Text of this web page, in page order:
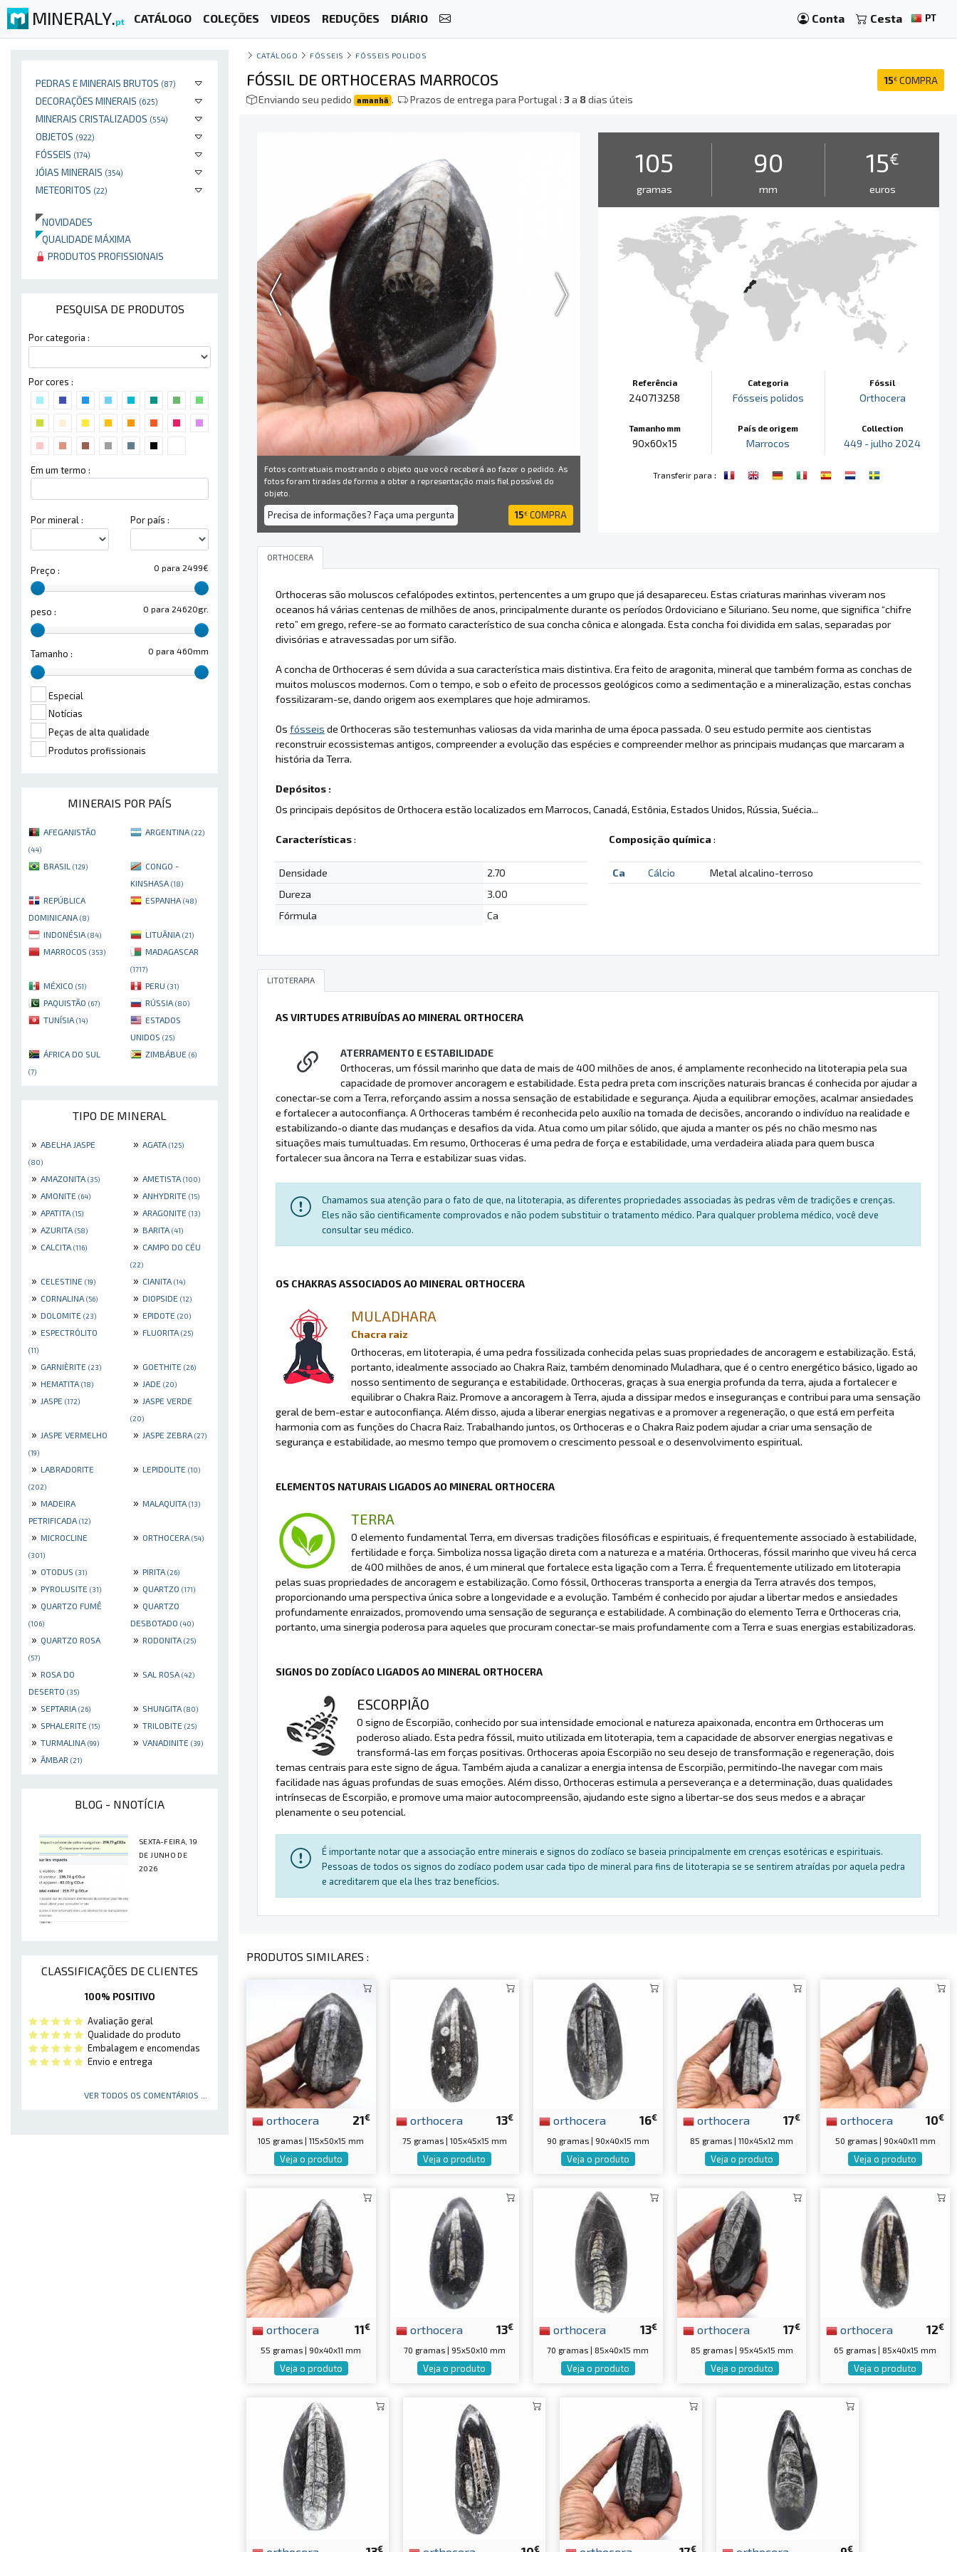
MINERALY.pt CATÁLOGO COLEÇÕES VIDEOS REDUÇÕES DIÁRIO Conta Cesta PT
PEDRAS E MINERAIS BRUTOS (87)
DECORAÇÕES MINERAIS (625)
MINERAIS CRISTALIZADOS (554)
OBJETOS (922)
FÓSSEIS (174)
JÓIAS MINERAIS (354)
METEORITOS (22)
NOVIDADES
QUALIDADE MÁXIMA
PRODUTOS PROFISSIONAIS
PESQUISA DE PRODUTOS
Por categoria :
Por cores :
Em um termo :
Por mineral : Por país :
0 para 2499€
Preço :
0 para 24620gr.
peso :
0 para 460mm
Tamanho :
Especial
Notícias
Peças de alta qualidade
Produtos profissionais
MINERAIS POR PAÍS
AFEGANISTÃO
(44)
ARGENTINA (22)
BRASIL (129)
CONGO -
KINSHASA (18)
REPÚBLICA
DOMINICANA (8)
ESPANHA (48)
INDONÉSIA (84) LITUÂNIA (21)
MARROCOS (353) MADAGASCAR
(1717)
MÉXICO (51) PERU (31)
PAQUISTÃO (67) RÚSSIA (80)
TUNÍSIA (14)
ESTADOS
UNIDOS (25)
ÁFRICA DO SUL
(7)
ZIMBÁBUE (6)
TIPO DE MINERAL
» ABELHA JASPE
(80)
» AGATA (125)
» AMAZONITA (35) » AMETISTA (100)
» AMONITE (64) » ANHYDRITE (15)
» APATITA (15) » ARAGONITE (13)
» AZURITA (58) » BARITA (41)
» CALCITA (116) » CAMPO DO CÉU
(22)
» CELESTINE (19) » CIANITA (14)
» CORNALINA (56) » DIOPSIDE (12)
» DOLOMITE (23) » EPIDOTE (20)
» ESPECTRÓLITO
(11)
» FLUORITA (25)
» GARNIÈRITE (23) » GOETHITE (26)
» HEMATITA (18) » JADE (20)
» JASPE (172) » JASPE VERDE
(20)
» JASPE VERMELHO
(19)
» JASPE ZEBRA (27)
» LABRADORITE
(202)
» LEPIDOLITE (10)
» MADEIRA
PETRIFICADA (12)
» MALAQUITA (13)
» MICROCLINE
(301)
» ORTHOCERA (54)
» OTODUS (31) » PIRITA (26)
» PYROLUSITE (31) » QUARTZO (171)
» QUARTZO FUMÊ
(106)
» QUARTZO
DESBOTADO (40)
» QUARTZO ROSA
(57)
» RODONITA (25)
» ROSA DO
DESERTO (35)
» SAL ROSA (42)
» SEPTARIA (26) » SHUNGITA (80)
» SPHALERITE (15) » TRILOBITE (25)
» TURMALINA (99) » VANADINITE (39)
» ÂMBAR (21)
BLOG - NNOTÍCIA
SEXTA-FEIRA, 19
DE JUNHO DE
2026
CLASSIFICAÇÕES DE CLIENTES
100% POSITIVO
Avaliação geral
Qualidade do produto
Embalagem e encomendas
Envio e entrega
VER TODOS OS COMENTÁRIOS ...
CATÁLOGO FÓSSEIS FÓSSEIS POLIDOS
15€ COMPRA
FÓSSIL DE ORTHOCERAS MARROCOS
Enviando seu pedido amanhã . Prazos de entrega para Portugal :3a 8dias úteis
Fotos contratuais mostrando o objeto que você receberá ao fazer o pedido. As
fotos foram tiradas de forma a obter a representação mais fiel possível do
objeto.
Precisa de informações? Faça uma pergunta 15€ COMPRA
105
gramas
90
mm
15€
euros
Referência
240713258
Tamanho mm
90x60x15
Categoria
Fósseis polidos
País de origem
Marrocos
Fóssil
Orthocera
Collection
449 - julho 2024
Transferir para :
ORTHOCERA
Orthoceras são moluscos cefalópodes extintos, pertencentes a um grupo que já desapareceu. Estas criaturas marinhas viveram nos
oceanos há várias centenas de milhões de anos, principalmente durante os períodos Ordoviciano e Siluriano. Seu nome, que significa “chifre
reto” em grego, refere-se ao formato característico de sua concha cônica e alongada. Esta concha foi dividida em salas, separadas por
divisórias e atravessadas por um sifão.
A concha de Orthoceras é sem dúvida a sua característica mais distintiva. Era feito de aragonita, mineral que também forma as conchas de
muitos moluscos modernos. Com o tempo, e sob o efeito de processos geológicos como a sedimentação e a mineralização, estas conchas
fossilizaram-se, dando origem aos exemplares que hoje admiramos.
Os fósseis de Orthoceras são testemunhas valiosas da vida marinha de uma época passada. O seu estudo permite aos cientistas
reconstruir ecossistemas antigos, compreender a evolução das espécies e compreender melhor as principais mudanças que marcaram a
história da Terra.
Depósitos :
Os principais depósitos de Orthocera estão localizados em Marrocos, Canadá, Estônia, Estados Unidos, Rússia, Suécia...
Características:
Densidade
2.70
Dureza
3.00
Fórmula
Ca
Composição química :
Ca Cálcio Metal alcalino-terroso
LITOTERAPIA
AS VIRTUDES ATRIBUÍDAS AO MINERAL ORTHOCERA
ATERRAMENTO E ESTABILIDADE
Orthoceras, um fóssil marinho que data de mais de 400 milhões de anos, é amplamente reconhecido na litoterapia pela sua
capacidade de promover ancoragem e estabilidade. Esta pedra preta com inscrições naturais brancas é conhecida por ajudar a
conectar-se com a Terra, reforçando assim a nossa sensação de estabilidade e segurança. Ajuda a equilibrar emoções, acalmar ansiedades
e fortalecer a autoconfiança. A Orthoceras também é reconhecida pelo auxílio na tomada de decisões, ancorando o indivíduo na realidade e
estabilizando-o diante das mudanças e desafios da vida. Atua como um pilar sólido, que ajuda a manter os pés no chão mesmo nas
situações mais tumultuadas. Em resumo, Orthoceras é uma pedra de força e estabilidade, uma verdadeira aliada para quem busca
fortalecer sua âncora na Terra e estabilizar suas vidas.
Chamamos sua atenção para o fato de que, na litoterapia, as diferentes propriedades associadas às pedras vêm de tradições e crenças.
Eles não são cientificamente comprovados e não podem substituir o tratamento médico. Para qualquer problema médico, você deve
consultar seu médico.
OS CHAKRAS ASSOCIADOS AO MINERAL ORTHOCERA
MULADHARA
Chacra raiz
Orthoceras, em litoterapia, é uma pedra fossilizada conhecida pelas suas propriedades de ancoragem e estabilização. Está,
portanto, idealmente associado ao Chakra Raiz, também denominado Muladhara, que é o centro energético básico, ligado ao
nosso sentimento de segurança e estabilidade. Orthoceras, graças à sua energia profunda da terra, ajuda a fortalecer e
equilibrar o Chakra Raiz. Promove a ancoragem à Terra, ajuda a dissipar medos e inseguranças e contribui para uma sensação
geral de bem-estar e autoconfiança. Além disso, ajuda a liberar energias negativas e a promover a regeneração, o que está em perfeita
harmonia com as funções do Chacra Raiz. Trabalhando juntos, os Orthoceras e o Chakra Raiz podem ajudar a criar uma sensação de
segurança e estabilidade, ao mesmo tempo que promovem o crescimento pessoal e o desenvolvimento espiritual.
ELEMENTOS NATURAIS LIGADOS AO MINERAL ORTHOCERA
TERRA
O elemento fundamental Terra, em diversas tradições filosóficas e espirituais, é frequentemente associado à estabilidade,
fertilidade e força. Simboliza nossa ligação direta com a natureza e a matéria. Orthoceras, fóssil marinho que viveu há cerca
de 400 milhões de anos, é um mineral que fortalece esta ligação com a Terra. É frequentemente utilizado em litoterapia
pelas suas propriedades de ancoragem e estabilização. Como fóssil, Orthoceras transporta a energia da Terra através dos tempos,
proporcionando uma perspectiva única sobre a longevidade e a evolução. Também é conhecido por ajudar a libertar medos e ansiedades
profundamente enraizados, promovendo uma sensação de segurança e estabilidade. A combinação do elemento Terra e Orthoceras cria,
portanto, uma sinergia poderosa para aqueles que procuram conectar-se mais profundamente com a Terra e suas energias estabilizadoras.
SIGNOS DO ZODÍACO LIGADOS AO MINERAL ORTHOCERA
ESCORPIÃO
O signo de Escorpião, conhecido por sua intensidade emocional e natureza apaixonada, encontra em Orthoceras um
poderoso aliado. Esta pedra fóssil, muito utilizada em litoterapia, tem a capacidade de absorver energias negativas e
transformá-las em forças positivas. Orthoceras apoia Escorpião no seu desejo de transformação e regeneração, dois
temas centrais para este signo de água. Também ajuda a canalizar a energia intensa de Escorpião, permitindo-lhe navegar com mais
facilidade nas águas profundas de suas emoções. Além disso, Orthoceras estimula a perseverança e a determinação, duas qualidades
intrínsecas de Escorpião, e promove uma maior autocompreensão, ajudando este signo a libertar-se dos seus medos e a abraçar
plenamente o seu potencial.
É importante notar que a associação entre minerais e signos do zodíaco se baseia principalmente em crenças esotéricas e espirituais.
Pessoas de todos os signos do zodíaco podem usar cada tipo de mineral para fins de litoterapia se se sentirem atraídas por aquela pedra
e acreditarem que ela lhes traz benefícios.
PRODUTOS SIMILARES :
21€
orthocera
105 gramas | 115x50x15 mm
Veja o produto
13€
orthocera
75 gramas | 105x45x15 mm
Veja o produto
16€
orthocera
90 gramas | 90x40x15 mm
Veja o produto
17€
orthocera
85 gramas | 110x45x12 mm
Veja o produto
10€
orthocera
50 gramas | 90x40x11 mm
Veja o produto
11€
orthocera
55 gramas | 90x40x11 mm
Veja o produto
13€
orthocera
70 gramas | 95x50x10 mm
Veja o produto
13€
orthocera
70 gramas | 85x40x15 mm
Veja o produto
17€
orthocera
85 gramas | 95x45x15 mm
Veja o produto
12€
orthocera
65 gramas | 85x40x15 mm
Veja o produto
€ € € €